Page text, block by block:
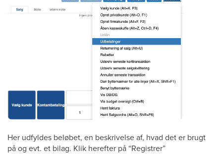
Her udfyldes beløbet, en beskrivelse af, hvad det er brugt
på og evt. et bilag. Klik herefter på “Registrer”